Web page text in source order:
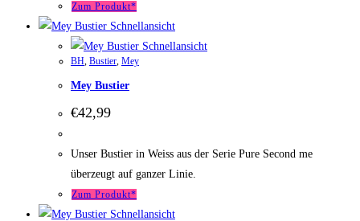
Zum Produkt*
Schnellansicht
Schnellansicht
BH, Bustier, Mey
Mey Bustier
€42,99
Unser Bustier in Weiss aus der Serie Pure Second me
überzeugt auf ganzer Linie.
Zum Produkt*
Schnellansicht